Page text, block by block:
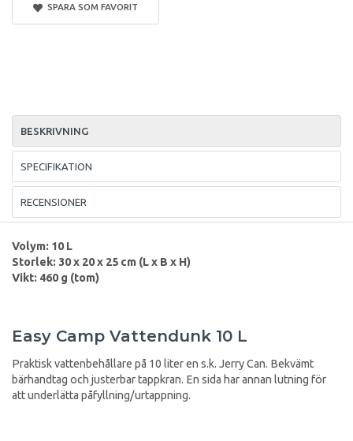
SPARA SOM FAVORIT
BESKRIVNING
SPECIFIKATION
RECENSIONER
Volym: 10 L
Storlek: 30 x 20 x 25 cm (L x B x H)
Vikt: 460 g (tom)
Easy Camp Vattendunk 10 L
Praktisk vattenbehållare på 10 liter en s.k. Jerry Can. Bekvämt
bärhandtag och justerbar tappkran. En sida har annan lutning för
att underlätta påfyllning/urtappning.